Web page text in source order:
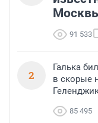
91 533
2
Галька
в скорые
85 495